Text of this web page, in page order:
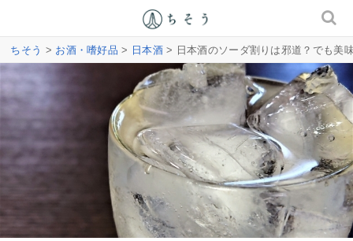
ちそう > お酒・嗜好品 > 日本酒> 日本酒のソーダ割りは邪道？でも美